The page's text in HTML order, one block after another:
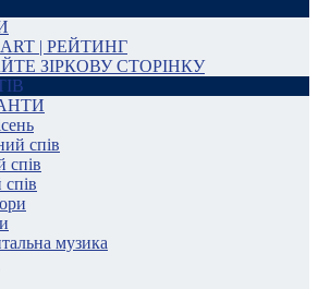
| РЕЙТИНГ
ЗІРКОВУ СТОРІНКУ
спів
спів
музика